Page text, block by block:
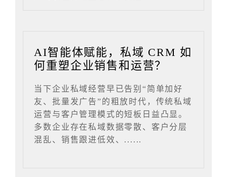
AI智能体赋能，私域 CRM 如
何重塑企业销售和运营？
当下企业私域经营早已告别“简单加好
友、批量发广告”的粗放时代，传统私域
运营与客户管理模式的短板日益凸显。
多数企业存在私域数据零散、客户分层
混乱、销售跟进低效、......